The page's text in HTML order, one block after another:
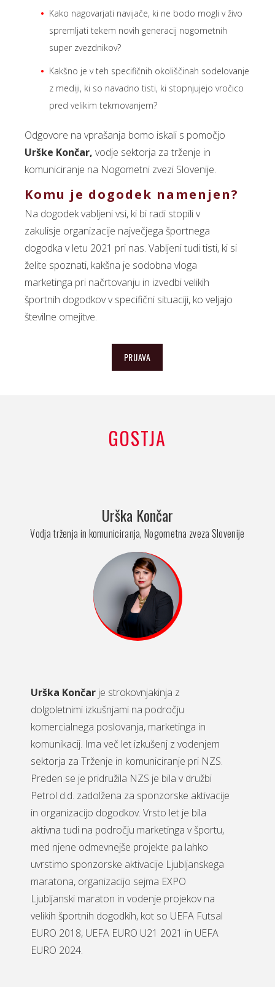
Kako nagovarjati navijače, ki ne bodo mogli v živo
spremljati tekem novih generacij nogometnih
super zvezdnikov?
Kakšno je v teh specifičnih okoliščinah sodelovanje
z mediji, ki so navadno tisti, ki stopnjujejo vročico
pred velikim tekmovanjem?
Odgovore na vprašanja bomo iskali s pomočjo
Urške Končar, vodje sektorja za trženje in
komuniciranje na Nogometni zvezi Slovenije.
Komu je dogodek namenjen?
Na dogodek vabljeni vsi, ki bi radi stopili v
zakulisje organizacije največjega športnega
dogodka v letu 2021 pri nas. Vabljeni tudi tisti, ki si
želite spoznati, kakšna je sodobna vloga
marketinga pri načrtovanju in izvedbi velikih
športnih dogodkov v specifični situaciji, ko veljajo
številne omejitve.
PRIJAVA
GOSTJA
Urška Končar
Vodja trženja in komuniciranja, Nogometna zveza Slovenije
Urška Končar je strokovnjakinja z
dolgoletnimi izkušnjami na področju
komercialnega poslovanja, marketinga in
komunikacij. Ima več let izkušenj z vodenjem
sektorja za Trženje in komuniciranje pri NZS.
Preden se je pridružila NZS je bila v družbi
Petrol d.d. zadolžena za sponzorske aktivacije
in organizacijo dogodkov. Vrsto let je bila
aktivna tudi na področju marketinga v športu,
med njene odmevnejše projekte pa lahko
uvrstimo sponzorske aktivacije Ljubljanskega
maratona, organizacijo sejma EXPO
Ljubljanski maraton in vodenje projekov na
velikih športnih dogodkih, kot so UEFA Futsal
EURO 2018, UEFA EURO U21 2021 in UEFA
EURO 2024.